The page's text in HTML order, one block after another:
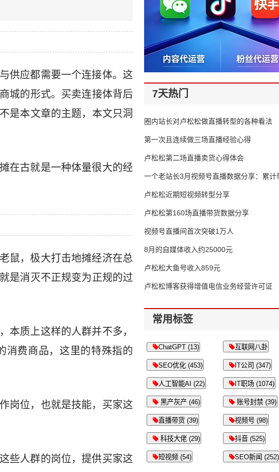
供应都需要一个连接体。这
城的形式。买卖连接体背后
是本文章的主题，本文只洞
在古就是一种体量很大的经
鼠，极大打击地摊经济在总
是消灭不正规变为正规的过
本质上这样的人群并不多，
消费商品，这里的特殊指的
岗位，也就是技能，买家这
些人群的岗位，提供买家这
7天热门
圈内站长对卢松松做直播转型的各种看法
第一次且连续做三场直播经验心得
卢松松第二场直播卖货心得体会
一个老站长3月视频号直播数据分享：累计
65万
卢松松近期短视频转型分享
卢松松第160场直播带货数据分享
视频号直播间首次突破1万人
8月的自媒体收入约25000元
卢松松大鱼号收入859元
卢松松博客获得增值电信业务经营许可证
常用标签
ChatGPT (13) 互联网八卦
SEO优化 (453) IT公司 (347)
人工智能AI (22) IT职场 (1074)
黑产灰产 (46) 账号封禁 (39)
直播带货 (39) 视频号 (98)
科技大佬 (29) 抖音 (525)
短视频 (54) SEO新闻 (252)